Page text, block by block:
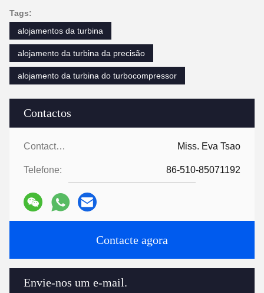
Contactos
Contactos: Miss. Eva Tsao
Telefone: 86-510-85071192
Contacte agora
Envie-nos um e-mail.
Tags:
alojamentos da turbina
alojamento da turbina da precisão
alojamento da turbina do turbocompressor